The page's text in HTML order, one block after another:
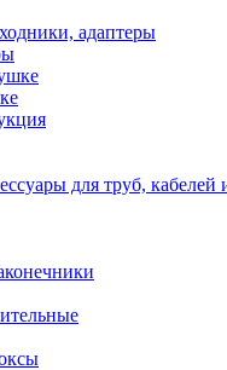
адаптеры
для труб, кабелей